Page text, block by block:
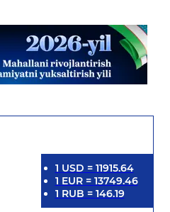
1 USD = 11915.64
1 EUR= 13749.46
1 RUB = 146.19